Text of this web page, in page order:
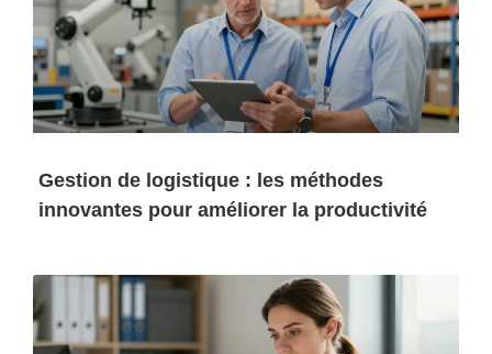
Gestion de logistique : les méthodes
innovantes pour améliorer la productivité